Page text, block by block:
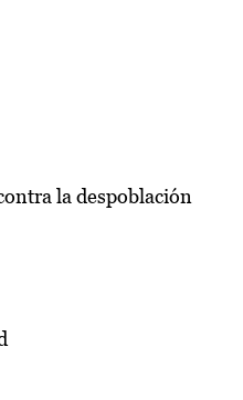
la despoblación